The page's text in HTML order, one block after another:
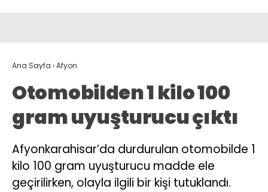
Ana Sayfa ›Afyon
Otomobilden 1 kilo 100
gram uyuşturucu çıktı
Afyonkarahisar’da durdurulan otomobilde 1
kilo 100 gram uyuşturucu madde ele
geçirilirken, olayla ilgili bir kişi tutuklandı.